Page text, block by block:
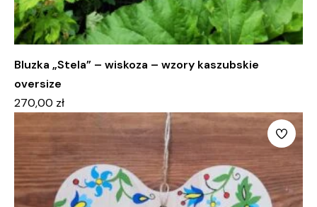
Bluzka „Stela” – wiskoza – wzory kaszubskie
oversize
270,00 zł